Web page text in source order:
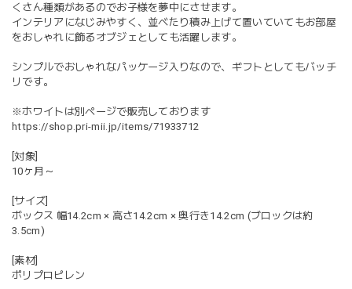
くさん種類があるのでお子様を夢中にさせます。
インテリアになじみやすく、並べたり積み上げて置いていてもお部屋
をおしゃれに飾るオブジェとしても活躍します。
シンプルでおしゃれなパッケージ入りなので、ギフトとしてもバッチ
リです。
※ホワイトは別ページで販売しております
https://shop.pri-mii.jp/items/71933712
[対象]
10ヶ月～
[サイズ]
ボックス 幅14.2cm × 高さ14.2cm × 奥行き14.2cm (ブロックは約
3.5cm)
[素材]
ポリプロピレン